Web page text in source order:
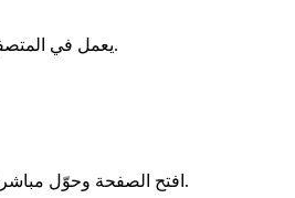
يعمل في المتصفح عبر المنصات دون تثبيت.
افتح الصفحة وحوّل مباشرة. بدون تطبيقات أو تسجيل.